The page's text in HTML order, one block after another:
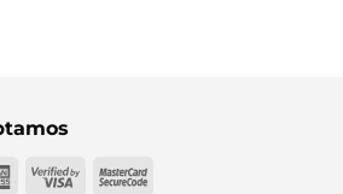
American
Visa
MasterCard